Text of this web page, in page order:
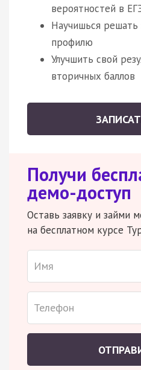
вероятностей в
Научишься
профилю
Улучшить свой
вторичных баллов
Получи
демо-доступ
Оставь заявку и займи
на бесплатном курсе